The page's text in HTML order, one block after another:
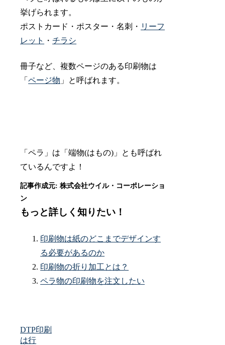
挙げられます。
ポストカード・ポスター・名刺・ リーフ
レット
・チラシ
冊子など、複数ページのある印刷物は
「ページ物 」と呼ばれます。
「ペラ」は「端物(はもの)」とも呼ばれ
ているんですよ！
もっと詳しく知りたい！
印刷物は紙のどこまでデザインす
る必要があるのか
印刷物の折り加工とは？
ペラ物の印刷物を注文したい
DTP印刷
は行